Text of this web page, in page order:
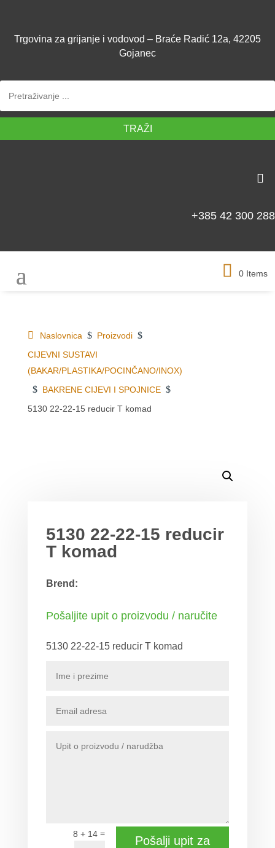
Trgovina za grijanje i vodovod – Braće Radić 12a, 42205
Gojanec
TRAŽI
+385 42 300 288
0 Items
Naslovnica $ Proizvodi $
CIJEVNI SUSTAVI
(BAKAR/PLASTIKA/POCINČANO/INOX)
$ BAKRENE CIJEVI I SPOJNICE $
5130 22-22-15 reducir T komad
MOGLO BI VAS ZANIMATI
5130 22-22-15 reducir
T komad
Brend:
Pošaljite upit o proizvodu / naručite
5130 22-22-15 reducir T komad
8 + 14=
Pošalji upit za